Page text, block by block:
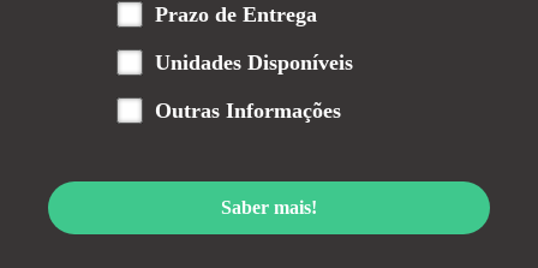
Prazo de Entrega
Unidades Disponíveis
Outras Informações
Saber mais!